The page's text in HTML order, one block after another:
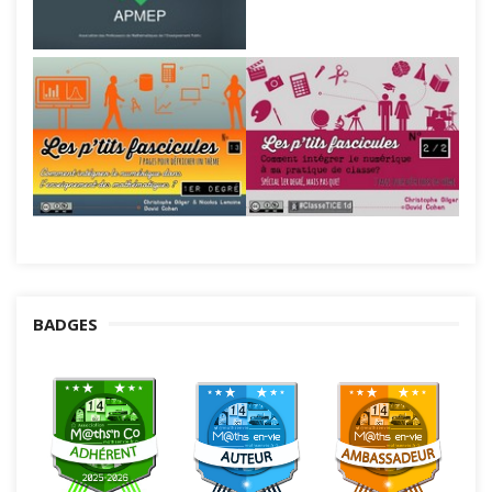
BADGES